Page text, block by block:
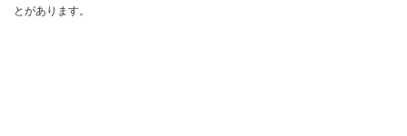
とがあります。